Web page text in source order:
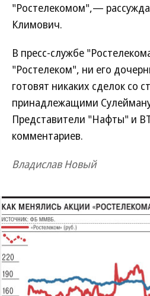
"Ростелекомом",—
Климович.
В пресс-службе
"Ростелеком", ни его
готовят никаких сделок со
принадлежащими
Представители "Нафты" и
комментариев.
Владислав Новый